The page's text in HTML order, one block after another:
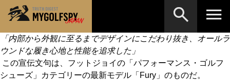
「内部から外観に至るまでデザインにこだわり抜き、オールラ
ウンドな履き心地と性能を追求した」
この宣伝文句は、フットジョイの「パフォーマンス・ゴルフ
シューズ」カテゴリーの最新モデル「Fury」のものだ。
MOST WANTED テストランキング
NEW RELEASES 新製品情報 検索